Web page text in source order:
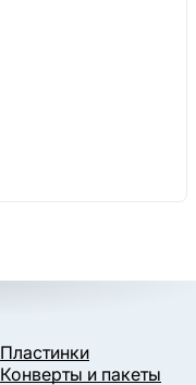
Пластинки
Конверты и пакеты